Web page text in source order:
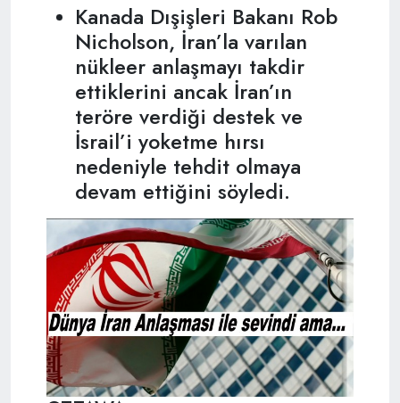
Kanada Dışişleri Bakanı Rob
Nicholson, İran’la varılan
nükleer anlaşmayı takdir
ettiklerini ancak İran’ın
teröre verdiği destek ve
İsrail’i yoketme hırsı
nedeniyle tehdit olmaya
devam ettiğini söyledi.